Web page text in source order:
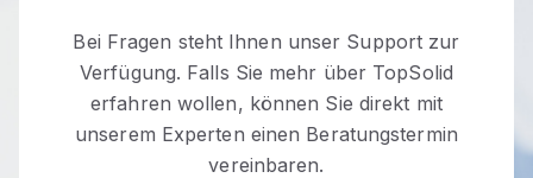
Bei Fragen steht Ihnen unser Support zur
Verfügung. Falls Sie mehr über TopSolid
erfahren wollen, können Sie direkt mit
unserem Experten einen Beratungstermin
vereinbaren.